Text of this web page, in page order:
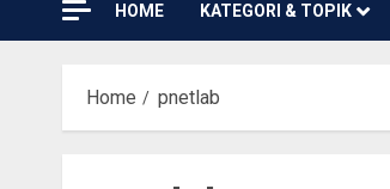
HOME KATEGORI & TOPIK
Home pnetlab